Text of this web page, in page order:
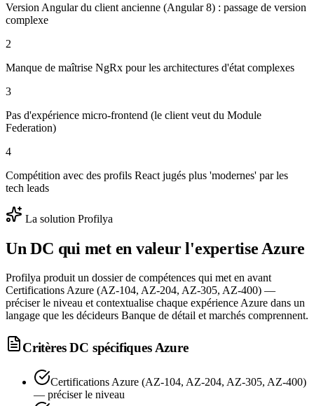
Version Angular du client ancienne (Angular 8) : passage de version
complexe
2
Manque de maîtrise NgRx pour les architectures d'état complexes
3
Pas d'expérience micro-frontend (le client veut du Module
Federation)
4
Compétition avec des profils React jugés plus 'modernes' par les
tech leads
La solution Profilya
Un DC qui met en valeur l'expertise Azure
Profilya produit un dossier de compétences qui met en avant
Certifications Azure (AZ-104, AZ-204, AZ-305, AZ-400) —
préciser le niveau et contextualise chaque expérience Azure dans un
langage que les décideurs Banque de détail et marchés comprennent.
Critères DC spécifiques Azure
Certifications Azure (AZ-104, AZ-204, AZ-305, AZ-400)
— préciser le niveau